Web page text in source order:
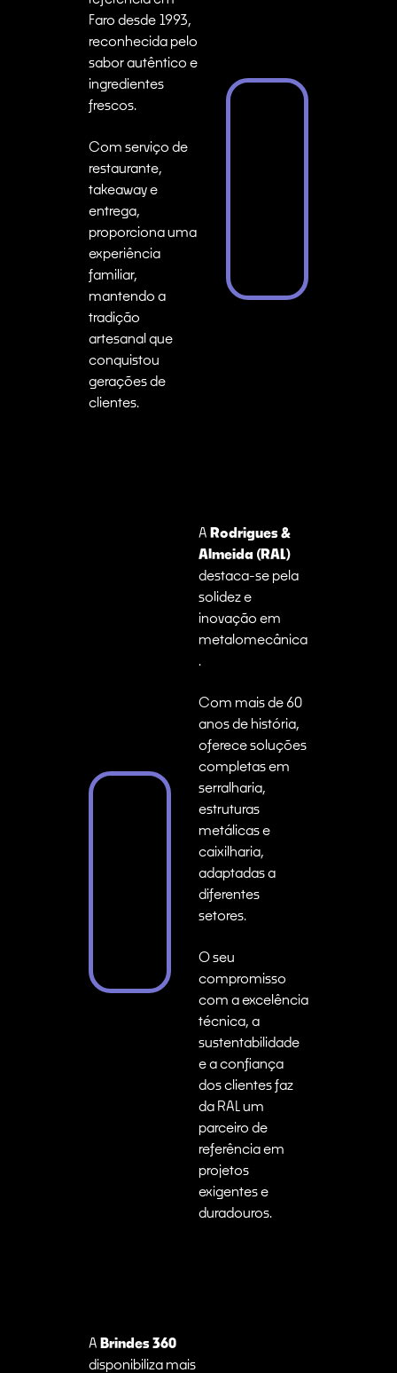
Faro desde 1993,
reconhecida pelo
sabor autêntico e
ingredientes
frescos.
Com serviço de
restaurante,
takeaway e
entrega,
proporciona uma
experiência
familiar,
mantendo a
tradição
artesanal que
conquistou
gerações de
clientes.
A Rodrigues &
Almeida (RAL)
destaca-se pela
solidez e
inovação em
metalomecânica
Com mais de 60
anos de história,
oferece soluções
completas em
serralharia,
estruturas
metálicas e
caixilharia,
adaptadas a
diferentes
setores.
O seu
compromisso
com a excelência
técnica, a
sustentabilidade
e a confiança
dos clientes faz
da RAL um
parceiro de
referência em
projetos
exigentes e
duradouros.
A Brindes 360
disponibiliza mais